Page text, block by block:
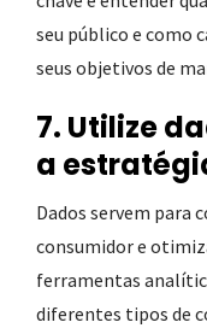
seu público e como
seus objetivos de
7. Utilize
a
Dados servem para
consumidor e
ferramentas
diferentes tipos de